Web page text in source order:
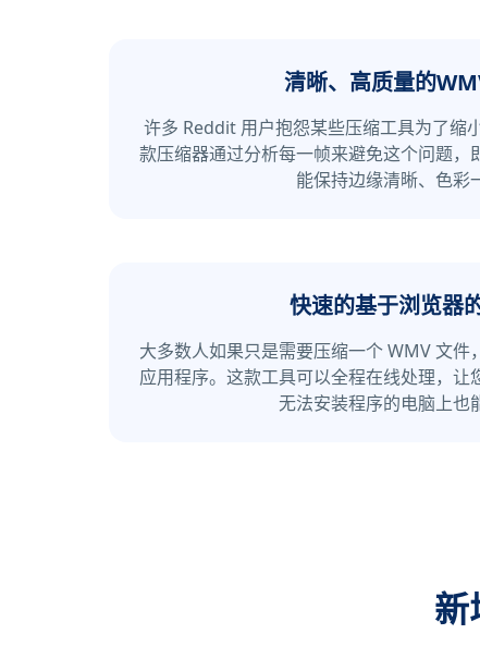
清晰、高质量的
许多 Reddit 用户抱怨某些压缩工具为了缩
款压缩器通过分析每一帧来避免这个问题，
能保持边缘清晰、色彩
快速的基于浏览器
大多数人如果只是需要压缩一个 WMV 文件
应用程序。这款工具可以全程在线处理，
无法安装程序的电脑上也
新